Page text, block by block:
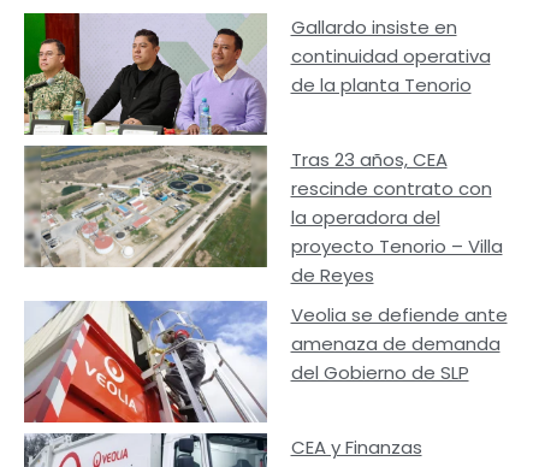
Gallardo insiste en
continuidad operativa
de la planta Tenorio
Tras 23 años, CEA
rescinde contrato con
la operadora del
proyecto Tenorio – Villa
de Reyes
Veolia se defiende ante
amenaza de demanda
del Gobierno de SLP
CEA y Finanzas